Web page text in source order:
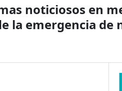
noticiosos en
la emergencia de